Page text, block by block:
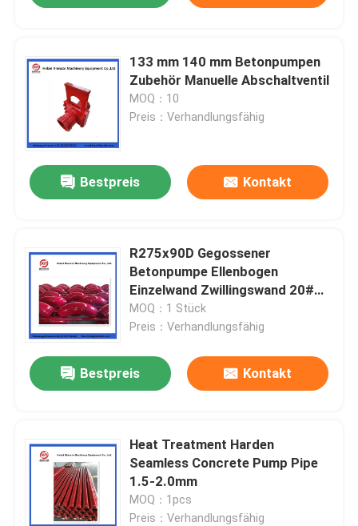
133 mm 140 mm Betonpumpen
Zubehör Manuelle Abschaltventil
MOQ：10
Preis：Verhandlungsfähig
Bestpreis Kontakt
R275x90D Gegossener
Betonpumpe Ellenbogen
Einzelwand Zwillingswand 20#
Betonpumpe Rohr Biegung
MOQ：1 Stück
Preis：Verhandlungsfähig
Bestpreis Kontakt
Heat Treatment Harden
Seamless Concrete Pump Pipe
1.5-2.0mm
MOQ：1pcs
Preis：Verhandlungsfähig